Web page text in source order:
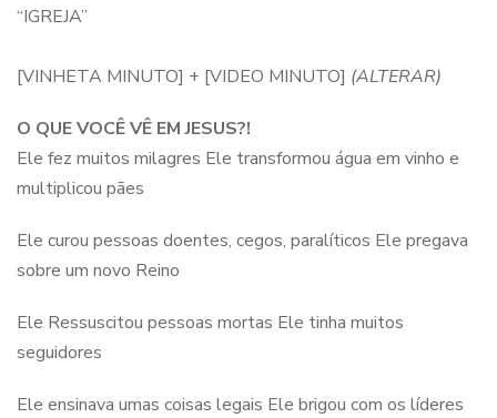
“IGREJA”
[VINHETA MINUTO] + [VIDEO MINUTO] (ALTERAR)
O QUE VOCÊ VÊ EM JESUS?!
Ele fez muitos milagres Ele transformou água em vinho e
multiplicou pães
Ele curou pessoas doentes, cegos, paralíticos Ele pregava
sobre um novo Reino
Ele Ressuscitou pessoas mortas Ele tinha muitos
seguidores
Ele ensinava umas coisas legais Ele brigou com os líderes